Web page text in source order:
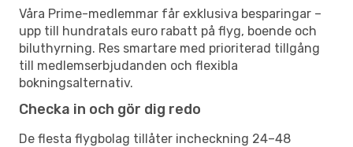
Våra Prime-medlemmar får exklusiva besparingar –
upp till hundratals euro rabatt på flyg, boende och
biluthyrning. Res smartare med prioriterad tillgång
till medlemserbjudanden och flexibla
bokningsalternativ.
Checka in och gör dig redo
De flesta flygbolag tillåter incheckning 24–48